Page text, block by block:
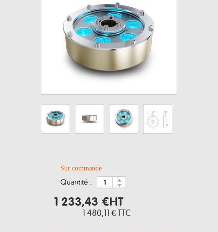
Sur commande
quantité :
1 233,43 €HT
1 480,11 € TTC